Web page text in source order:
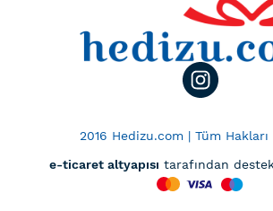
2016 Hedizu.com | Tüm Hakları
e-ticaret altyapısı tarafından